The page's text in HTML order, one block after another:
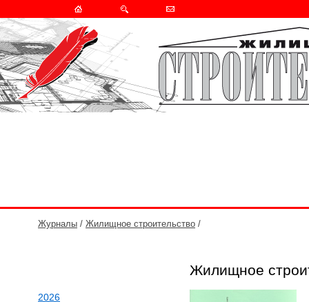
Журналы / Жилищное строительство /
Жилищное
2026